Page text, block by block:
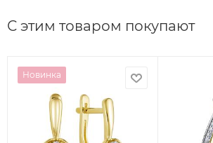
С этим товаром покупают
Новинка